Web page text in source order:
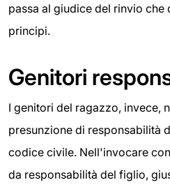
passa al giudice del rinvio
principi.
Genitori
I genitori del ragazzo, invece,
presunzione di responsabilità
codice civile. Nell'invocare
da responsabilità del figlio,